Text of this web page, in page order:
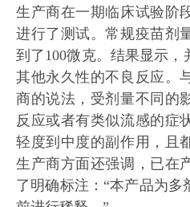
生产商在一期临床试验阶
进行了测试。常规疫苗剂
到了100微克。结果显示
其他永久性的不良反应。
商的说法，受剂量不同的
反应或者有类似流感的症
轻度到中度的副作用，且
生产商方面还强调，已在
了明确标注：“本产品为多